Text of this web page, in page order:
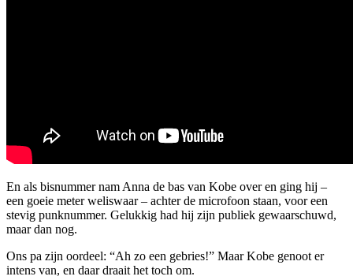
En als bisnummer nam Anna de bas van Kobe over en ging hij –
een goeie meter weliswaar – achter de microfoon staan, voor een
stevig punknummer. Gelukkig had hij zijn publiek gewaarschuwd,
maar dan nog.
Ons pa zijn oordeel: “Ah zo een gebries!” Maar Kobe genoot er
intens van, en daar draait het toch om.